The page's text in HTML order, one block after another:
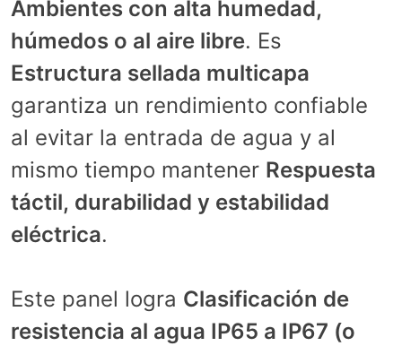
Ambientes con alta humedad,
húmedos o al aire libre. Es
Estructura sellada multicapa
garantiza un rendimiento confiable
al evitar la entrada de agua y al
mismo tiempo mantener Respuesta
táctil, durabilidad y estabilidad
eléctrica.
Este panel logra Clasificación de
resistencia al agua IP65 a IP67 (o